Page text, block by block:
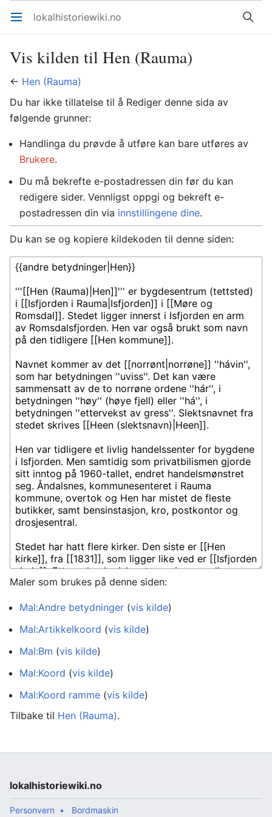
Åpne hovedmenyen lokalhistoriewiki.no Søk
Vis kilden til Hen (Rauma)
← Hen (Rauma)
Du har ikke tillatelse til å Rediger denne sida av
følgende grunner:
Handlinga du prøvde å utføre kan bare utføres av
Brukere.
Du må bekrefte e-postadressen din før du kan
redigere sider. Vennligst oppgi og bekreft e-
postadressen din via innstillingene dine.
Du kan se og kopiere kildekoden til denne siden:
Maler som brukes på denne siden:
Mal:Andre betydninger (vis kilde)
Mal:Artikkelkoord (vis kilde)
Mal:Bm (vis kilde)
Mal:Koord (vis kilde)
Mal:Koord ramme (vis kilde)
Tilbake til Hen (Rauma).
lokalhistoriewiki.no
Personvern Bordmaskin